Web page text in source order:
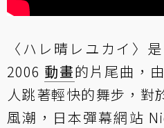
〈ハレ晴レユカイ〉
2006 動畫的片尾曲，
人跳著輕快的舞步，對
風潮，日本彈幕網站